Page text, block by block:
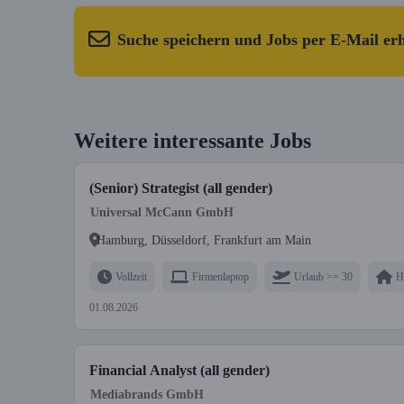
Suche speichern und Jobs per E-Mail
Weitere interessante Jobs
(Senior) Strategist (all gender)
Universal McCann GmbH
Hamburg, Düsseldorf, Frankfurt am Main
Vollzeit Firmenlaptop Urlaub >= 30
01.08.2026
Financial Analyst (all gender)
Mediabrands GmbH